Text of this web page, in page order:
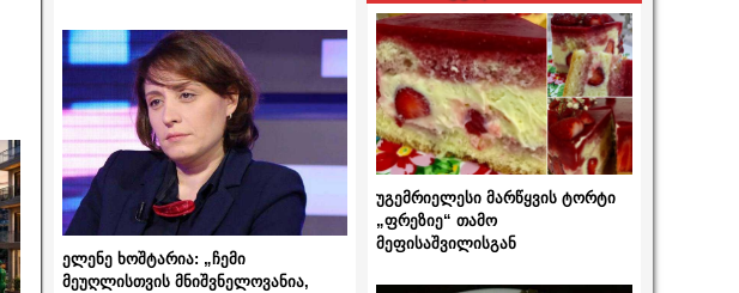
ელენე ხოშტარია: „ჩემი
მეუღლისთვის მნიშვნელოვანია,
უგემრიელესი მარწყვის ტორტი
„ფრეზიე“ თამო
მეფისაშვილისგან